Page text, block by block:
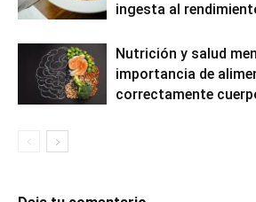
ingesta al
Nutrición y salud
importancia de
correctamente